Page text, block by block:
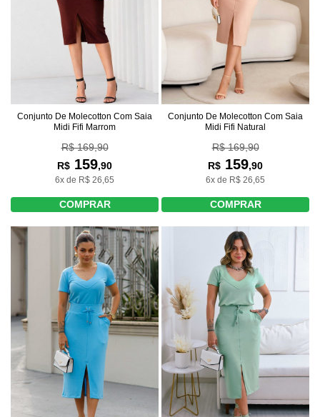
Conjunto De Molecotton Com Saia
Midi Fifi Marrom
R$ 169,90
R$ 159,90
6x de R$ 26,65
COMPRAR
Conjunto De Molecotton Com Saia
Midi Fifi Natural
R$ 169,90
R$ 159,90
6x de R$ 26,65
COMPRAR